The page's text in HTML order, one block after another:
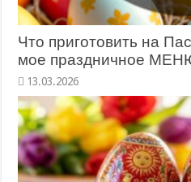
Что приготовить на
мое праздничное